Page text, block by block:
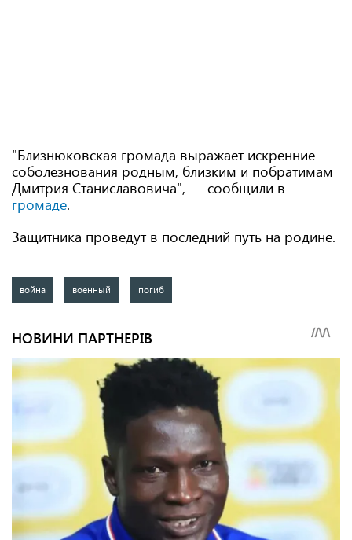
"Близнюковская громада выражает искренние
соболезнования родным, близким и побратимам
Дмитрия Станиславовича", — сообщили в
громаде.
Защитника проведут в последний путь на родине.
война военный погиб